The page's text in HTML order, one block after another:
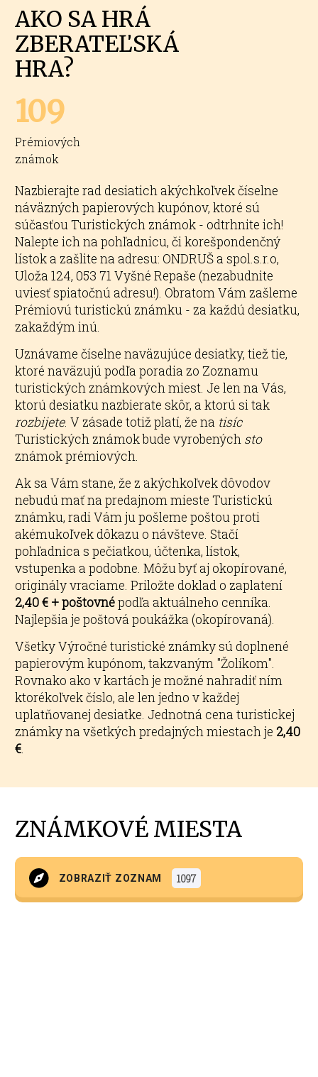
AKO SA HRÁ
ZBERATEĽSKÁ
HRA?
109
Prémiových
známok
Nazbierajte rad desiatich akýchkoľvek číselne
náväzných papierových kupónov, ktoré sú
súčasťou Turistických známok - odtrhnite ich!
Nalepte ich na pohľadnicu, či korešpondenčný
lístok a zašlite na adresu: ONDRUŠ a spol.s.r.o,
Uloža 124, 053 71 Vyšné Repaše (nezabudnite
uviesť spiatočnú adresu!). Obratom Vám zašleme
Prémiovú turistickú známku - za každú desiatku,
zakaždým inú.
Uznávame číselne naväzujúce desiatky, tiež tie,
ktoré naväzujú podľa poradia zo Zoznamu
turistických známkových miest. Je len na Vás,
ktorú desiatku nazbierate skôr, a ktorú si tak
rozbijete. V zásade totiž platí, že na tisíc
Turistických známok bude vyrobených sto
známok prémiových.
Ak sa Vám stane, že z akýchkoľvek dôvodov
nebudú mať na predajnom mieste Turistickú
známku, radi Vám ju pošleme poštou proti
akémukoľvek dôkazu o návšteve. Stačí
pohľadnica s pečiatkou, účtenka, lístok,
vstupenka a podobne. Môžu byť aj okopírované,
originály vraciame. Priložte doklad o zaplatení
2,40 € + poštovnépodľa aktuálneho cenníka.
Najlepšia je poštová poukážka (okopírovaná).
Všetky Výročné turistické známky sú doplnené
papierovým kupónom, takzvaným "Žolíkom".
Rovnako ako v kartách je možné nahradiť ním
ktorékoľvek číslo, ale len jedno v každej
uplatňovanej desiatke. Jednotná cena turistickej
známky na všetkých predajných miestach je 2,40
€.
ZNÁMKOVÉ MIESTA
ZOBRAZIŤ ZOZNAM 1097